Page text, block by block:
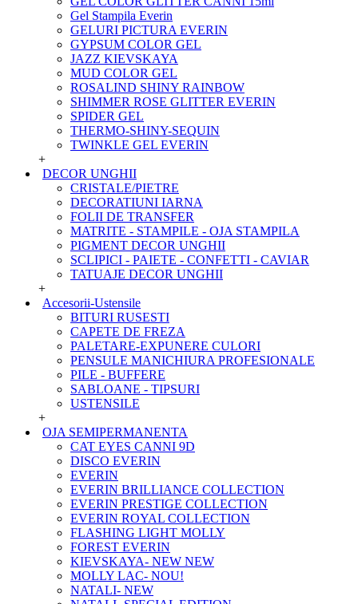
Gel Stampila Everin
GELURI PICTURA EVERIN
GYPSUM COLOR GEL
JAZZ KIEVSKAYA
MUD COLOR GEL
ROSALIND SHINY RAINBOW
SHIMMER ROSE GLITTER EVERIN
SPIDER GEL
THERMO-SHINY-SEQUIN
TWINKLE GEL EVERIN
+
DECOR UNGHII
CRISTALE/PIETRE
DECORATIUNI IARNA
FOLII DE TRANSFER
MATRITE - STAMPILE - OJA STAMPILA
PIGMENT DECOR UNGHII
SCLIPICI - PAIETE - CONFETTI - CAVIAR
TATUAJE DECOR UNGHII
+
Accesorii-Ustensile
BITURI RUSESTI
CAPETE DE FREZA
PALETARE-EXPUNERE CULORI
PENSULE MANICHIURA PROFESIONALE
PILE - BUFFERE
SABLOANE - TIPSURI
USTENSILE
+
OJA SEMIPERMANENTA
CAT EYES CANNI 9D
DISCO EVERIN
EVERIN
EVERIN BRILLIANCE COLLECTION
EVERIN PRESTIGE COLLECTION
EVERIN ROYAL COLLECTION
FLASHING LIGHT MOLLY
FOREST EVERIN
KIEVSKAYA- NEW NEW
MOLLY LAC- NOU!
NATALI- NEW